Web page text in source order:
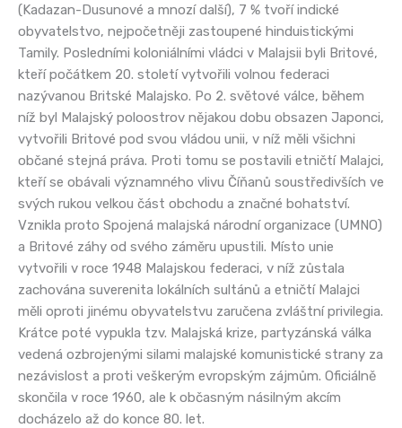
(Kadazan-Dusunové a mnozí další), 7 % tvoří indické
obyvatelstvo, nejpočetněji zastoupené hinduistickými
Tamily. Posledními koloniálními vládci v Malajsii byli Britové,
kteří počátkem 20. století vytvořili volnou federaci
nazývanou Britské Malajsko. Po 2. světové válce, během
níž byl Malajský poloostrov nějakou dobu obsazen Japonci,
vytvořili Britové pod svou vládou unii, v níž měli všichni
občané stejná práva. Proti tomu se postavili etničtí Malajci,
kteří se obávali významného vlivu Číňanů soustředivších ve
svých rukou velkou část obchodu a značné bohatství.
Vznikla proto Spojená malajská národní organizace (UMNO)
a Britové záhy od svého záměru upustili. Místo unie
vytvořili v roce 1948 Malajskou federaci, v níž zůstala
zachována suverenita lokálních sultánů a etničtí Malajci
měli oproti jinému obyvatelstvu zaručena zvláštní privilegia.
Krátce poté vypukla tzv. Malajská krize, partyzánská válka
vedená ozbrojenými silami malajské komunistické strany za
nezávislost a proti veškerým evropským zájmům. Oficiálně
skončila v roce 1960, ale k občasným násilným akcím
docházelo až do konce 80. let.